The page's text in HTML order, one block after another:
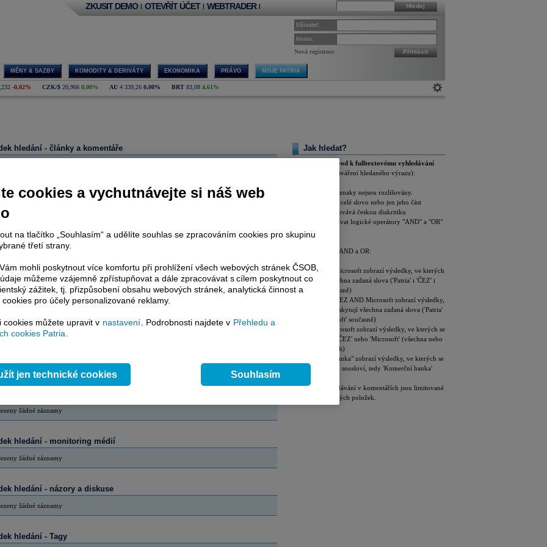
Hledej
ZKUSIT DEMO | OTEVŘÍT ÚČET | WEBTRADER |
Uživatel:
Heslo:
Nová registrace Přihlásit
MĚNY & SAZBY KOMODITY & DERIVÁTY EKONOMIKA PRÁVO MOJE PATRIA
-0,02% CZK/$ 20,966 0,00% AU 4 339,26 0,00% BRT 83,08 4,61%
Jak hledat?
Podrobnější návod k fulltextovému vyhledávání
(pravidla pro vytváření hledaného výrazu):
Velké a malé znaky nejsou rozlišovány.
Můžete zadat celé slovo nebo jen jeho část
Hledání zachovává českou diakritiku
Můžete používat logické operátory "AND" a "OR"
Příklady použití AND a OR:
Patria ČEZ Microsoft zobrazí výsledky, ve kterých
se vyskytují všechna zadaná slova ('Patria' i 'ČEZ' i
'Microsoft' současně)
Patria AND ČEZ AND Microsoft zobrazí výsledky,
ve kterých se vyskytují všechna zadaná slova ('Patria'
i 'ČEZ' i 'Microsoft' současně)
ČEZ OR Microsoft zobrazí výsledky, ve kterých se
vyskytují slova 'ČEZ' nebo 'Microsoft' (všechna nebo
jen některá z nich)
"Komerční banka" zobrazí výsledky, ve kterých se
vyskytují zadaná sousloví, tedy 'Komerční banka'
Výsledky vyhledávání v komentářích jsou limitované
na 100 zobrazených položek.
hledání - články a komentáře
hledání - horké zprávy
žádné záznamy
hledání - akcie
EUR Madrid CATS ES ES0147561015
hledání - autoři
žádné záznamy
žádné záznamy
hledání - monitoring médií
žádné záznamy
hledání - názory a diskuse
žádné záznamy
hledání - Tagy
cookies a vychutnávejte si náš web
na tlačítko „Souhlasím“ a udělíte souhlas se zpracováním cookies pro skupinu
třetí strany.
mohli poskytnout více komfortu při prohlížení všech webových stránek ČSOB,
můžeme vzájemně zpřístupňovat a dále zpracovávat s cílem poskytnout co
zážitek, tj. přizpůsobení obsahu webových stránek, analytická činnost a
pro účely personalizované reklamy.
cookies můžete upravit v nastavení . Podrobnosti najdete v Přehledu a
cookies Patria
jen technické cookies Souhlasím